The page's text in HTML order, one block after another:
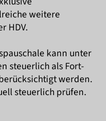
weitere
HDV.
kann unter
steuerlich als Fort-
werden.
steuerlich prüfen.